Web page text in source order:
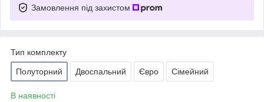
Замовлення під захистом
Тип комплекту
Полуторний Двоспальний Євро Сімейний
В наявності